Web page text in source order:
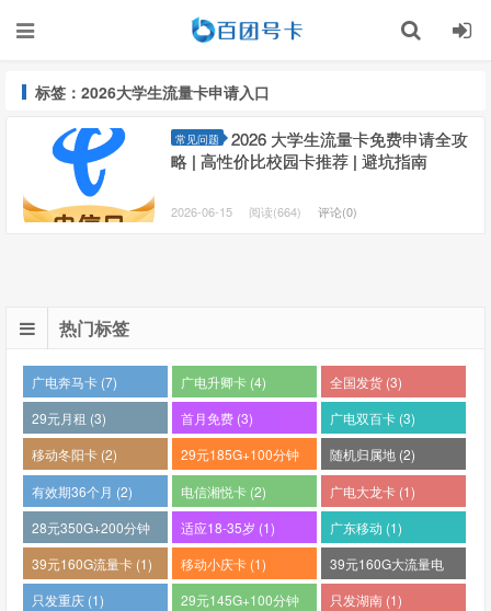
标签：2026大学生流量卡申请入口
常见问题
2026 大学生流量卡免费申请全攻
略 | 高性价比校园卡推荐 | 避坑指南
2026-06-15 阅读(664) 评论(0)
热门标签
广电奔马卡 (7) 广电升卿卡 (4)
全国发货 (3)
29元月租 (3)
首月免费 (3)
广电双百卡 (3)
移动冬阳卡 (2)
29元185G+100分钟
(2)
随机归属地 (2)
有效期36个月 (2)
电信湘悦卡 (2)
广电大龙卡 (1)
28元350G+200分钟
(1)
适应18-35岁 (1)
广东移动 (1)
39元160G流量卡 (1)
移动小庆卡 (1)
39元160G大流量电
话卡 (1)
只发重庆 (1)
29元145G+100分钟
只发湖南 (1)